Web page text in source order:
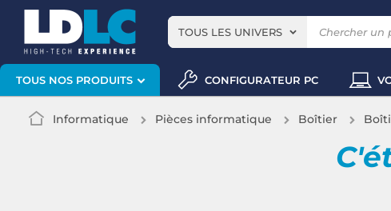
TOUS LES UNIVERS
TOUS NOS PRODUITS CONFIGURATEUR PC
Informatique Pièces informatique Boîtier